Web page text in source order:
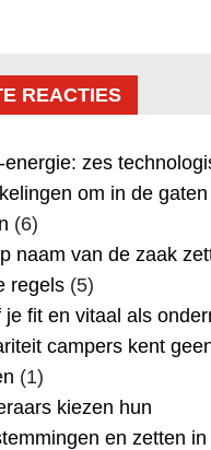
REACTIES
energie: zes
om in de
(6)
naam van de zaak
regels (5)
je fit en vitaal als
campers kent
(1)
kiezen hun
en zetten in